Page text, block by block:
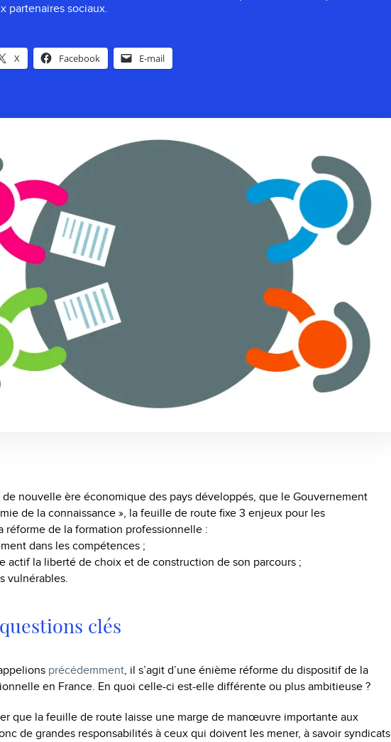
partenaires sociaux.
X Facebook E-mail
nouvelle ère économique des pays développés, que le Gouvernement
de la connaissance », la feuille de route fixe 3 enjeux pour les
réforme de la formation professionnelle :
dans les compétences ;
actif la liberté de choix et de construction de son parcours ;
vulnérables.
clés
précédemment, il s’agit d’une énième réforme du dispositif de la
en France. En quoi celle-ci est-elle différente ou plus ambitieuse ?
que la feuille de route laisse une marge de manœuvre importante aux
de grandes responsabilités à ceux qui doivent les mener, à savoir syndicats